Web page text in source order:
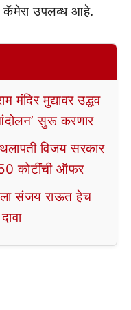
उपलब्ध आहे.
मुद्यावर उद्धव
आंदोलन’ सुरू करणार
विजय सरकार
कोटींची ऑफर
संजय राऊत हेच